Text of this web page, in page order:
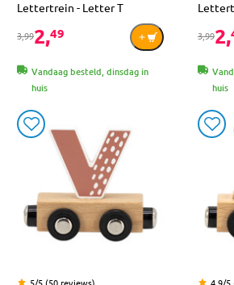
Lettertrein - Letter T
3,992,49
Vandaag besteld, dinsdag in
huis
3,992,
huis